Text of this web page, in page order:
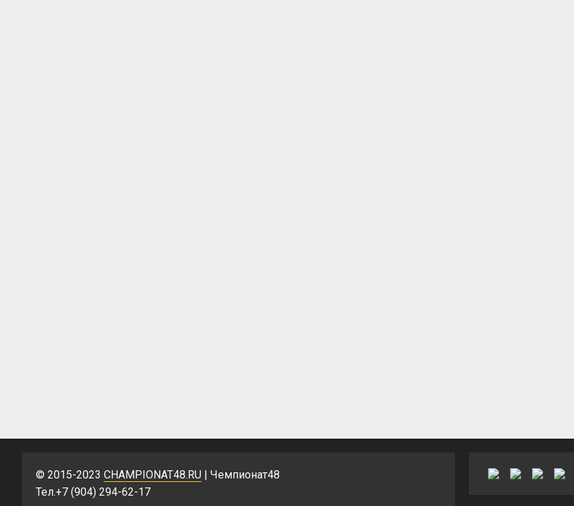
© 2015-2023 CHAMPIONAT48.RU | Чемпионат48
Тел.+7 (904) 294-62-17